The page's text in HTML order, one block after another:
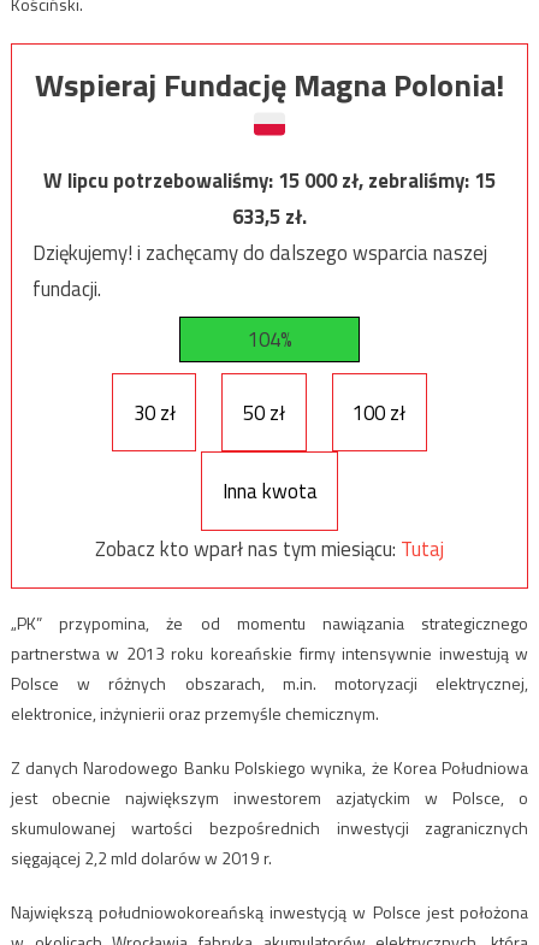
Wspieraj Fundację Magna Polonia!
W lipcu potrzebowaliśmy:15 000zł, zebraliśmy:15
633,5zł.
Dziękujemy! i zachęcamy do dalszego wsparcia naszej
fundacji.
104%
30 zł 50 zł 100 zł
Inna kwota
Zobacz kto wparł nas tym miesiącu: Tutaj
„PK” przypomina, że od momentu nawiązania strategicznego
partnerstwa w 2013 roku koreańskie firmy intensywnie inwestują w
Polsce w różnych obszarach, m.in. motoryzacji elektrycznej,
elektronice, inżynierii oraz przemyśle chemicznym.
Z danych Narodowego Banku Polskiego wynika, że Korea Południowa
jest obecnie największym inwestorem azjatyckim w Polsce, o
skumulowanej wartości bezpośrednich inwestycji zagranicznych
sięgającej 2,2 mld dolarów w 2019 r.
Największą południowokoreańską inwestycją w Polsce jest położona